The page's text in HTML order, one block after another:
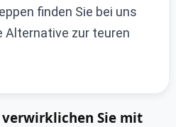
finden Sie bei uns
Alternative zur teuren
Sie mit